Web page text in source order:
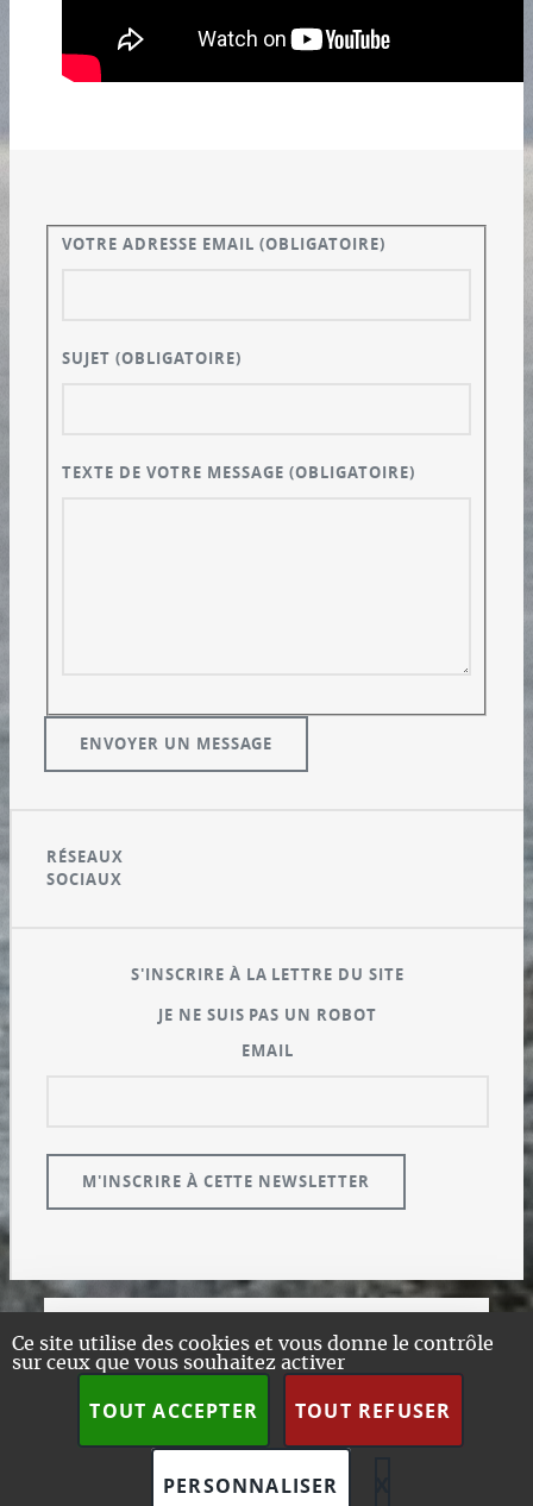
Ce site utilise des cookies et vous donne le contrôle
sur ceux que vous souhaitez activer
TOUT ACCEPTER TOUT REFUSER
PERSONNALISER
VOTRE ADRESSE EMAIL(OBLIGATOIRE)
SUJET(OBLIGATOIRE)
TEXTE DE VOTRE MESSAGE(OBLIGATOIRE)
RÉSEAUX
SOCIAUX
S'INSCRIRE À LA LETTRE DU SITE
JE NE SUIS PAS UN ROBOT
EMAIL
© GUALENI.COM
A PROPOS
PLAN DU SITE